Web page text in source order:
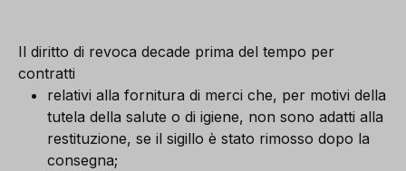
Il diritto di revoca decade prima del tempo per
contratti
relativi alla fornitura di merci che, per motivi della
tutela della salute o di igiene, non sono adatti alla
restituzione, se il sigillo è stato rimosso dopo la
consegna;